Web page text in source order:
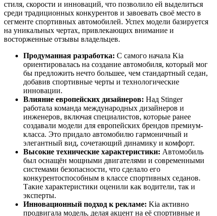
стиля, скорости и инноваций, что позволило ей выделиться
среди традиционных конкурентов и завоевать своё место в
сегменте спортивных автомобилей. Успех модели базируется
на уникальных чертах, привлекающих внимание и
восторженные отзывы владельцев.
Продуманная разработка: С самого начала Kia
ориентировалась на создание автомобиля, который мог
бы предложить нечто большее, чем стандартный седан,
добавив спортивные черты и технологические
инновации.
Влияние европейских дизайнеров: Над Stinger
работала команда международных дизайнеров и
инженеров, включая специалистов, которые ранее
создавали модели для европейских брендов премиум-
класса. Это придало автомобилю гармоничный и
элегантный вид, сочетающий динамику и комфорт.
Высокие технические характеристики: Автомобиль
был оснащён мощными двигателями и современными
системами безопасности, что сделало его
конкурентоспособным в классе спортивных седанов.
Такие характеристики оценили как водители, так и
эксперты.
Инновационный подход к рекламе: Kia активно
продвигала модель, делая акцент на её спортивные и